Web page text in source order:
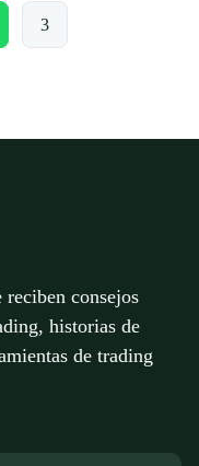
Página
3
reciben consejos
historias de
de trading